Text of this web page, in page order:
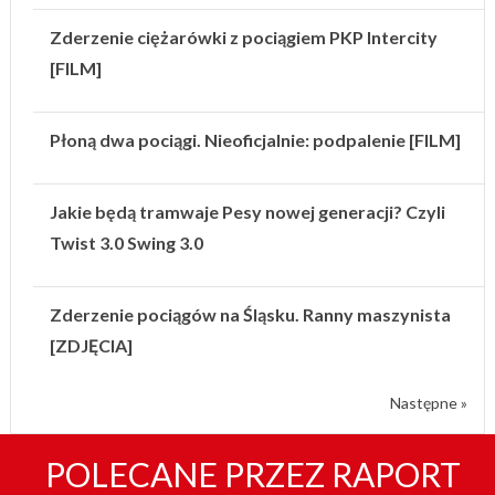
Zderzenie ciężarówki z pociągiem PKP Intercity
[FILM]
Płoną dwa pociągi. Nieoficjalnie: podpalenie [FILM]
Jakie będą tramwaje Pesy nowej generacji? Czyli
Twist 3.0 Swing 3.0
Zderzenie pociągów na Śląsku. Ranny maszynista
[ZDJĘCIA]
Następne »
POLECANE PRZEZ RAPORT